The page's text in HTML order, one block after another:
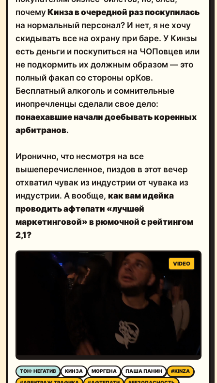
Кинза в очередной раз поскупилась
на нормальный персонал? И нет, я не хочу
скидывать все на охрану при баре. У Кинзы
есть деньги и поскупиться на ЧОПовцев или
не подкормить их должным образом — это
полный факап со стороны орКов.
Бесплатный алкоголь и сомнительные
понаехавшие начали доебывать коренных
арбитранов
Иронично, что несмотря на все
индустрии. А вообще,
как вам идейка
проводить афтепати «лучшей
маркетинговой» в рюмочной с рейтингом
2,1?
ТОН: НЕГАТИВ КИНЗА МОРГЕНА ПАША ПАНИН
#KINZA
#АРБИТРАЖ ТРАФИКА
#АФТЕПАТИ #БЕЗОПАСНОСТЬ